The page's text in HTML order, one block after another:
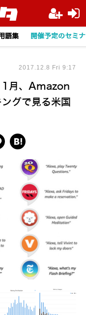
語集 開催予定のセミ
月、Amazon
グで見る米国
2017.12.8 Fri 9:17